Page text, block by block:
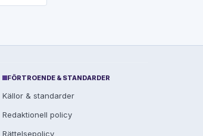
FÖRTROENDE & STANDARDER
Källor & standarder
Redaktionell policy
Rättelsepolicy